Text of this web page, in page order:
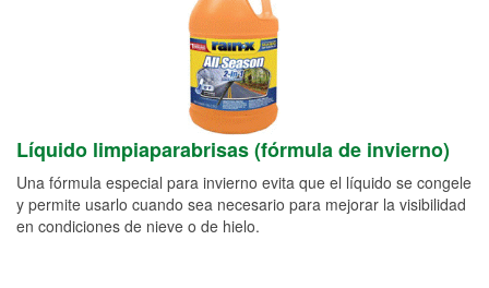
Líquido limpiaparabrisas (fórmula de invierno)
Una fórmula especial para invierno evita que el líquido se congele
y permite usarlo cuando sea necesario para mejorar la visibilidad
en condiciones de nieve o de hielo.